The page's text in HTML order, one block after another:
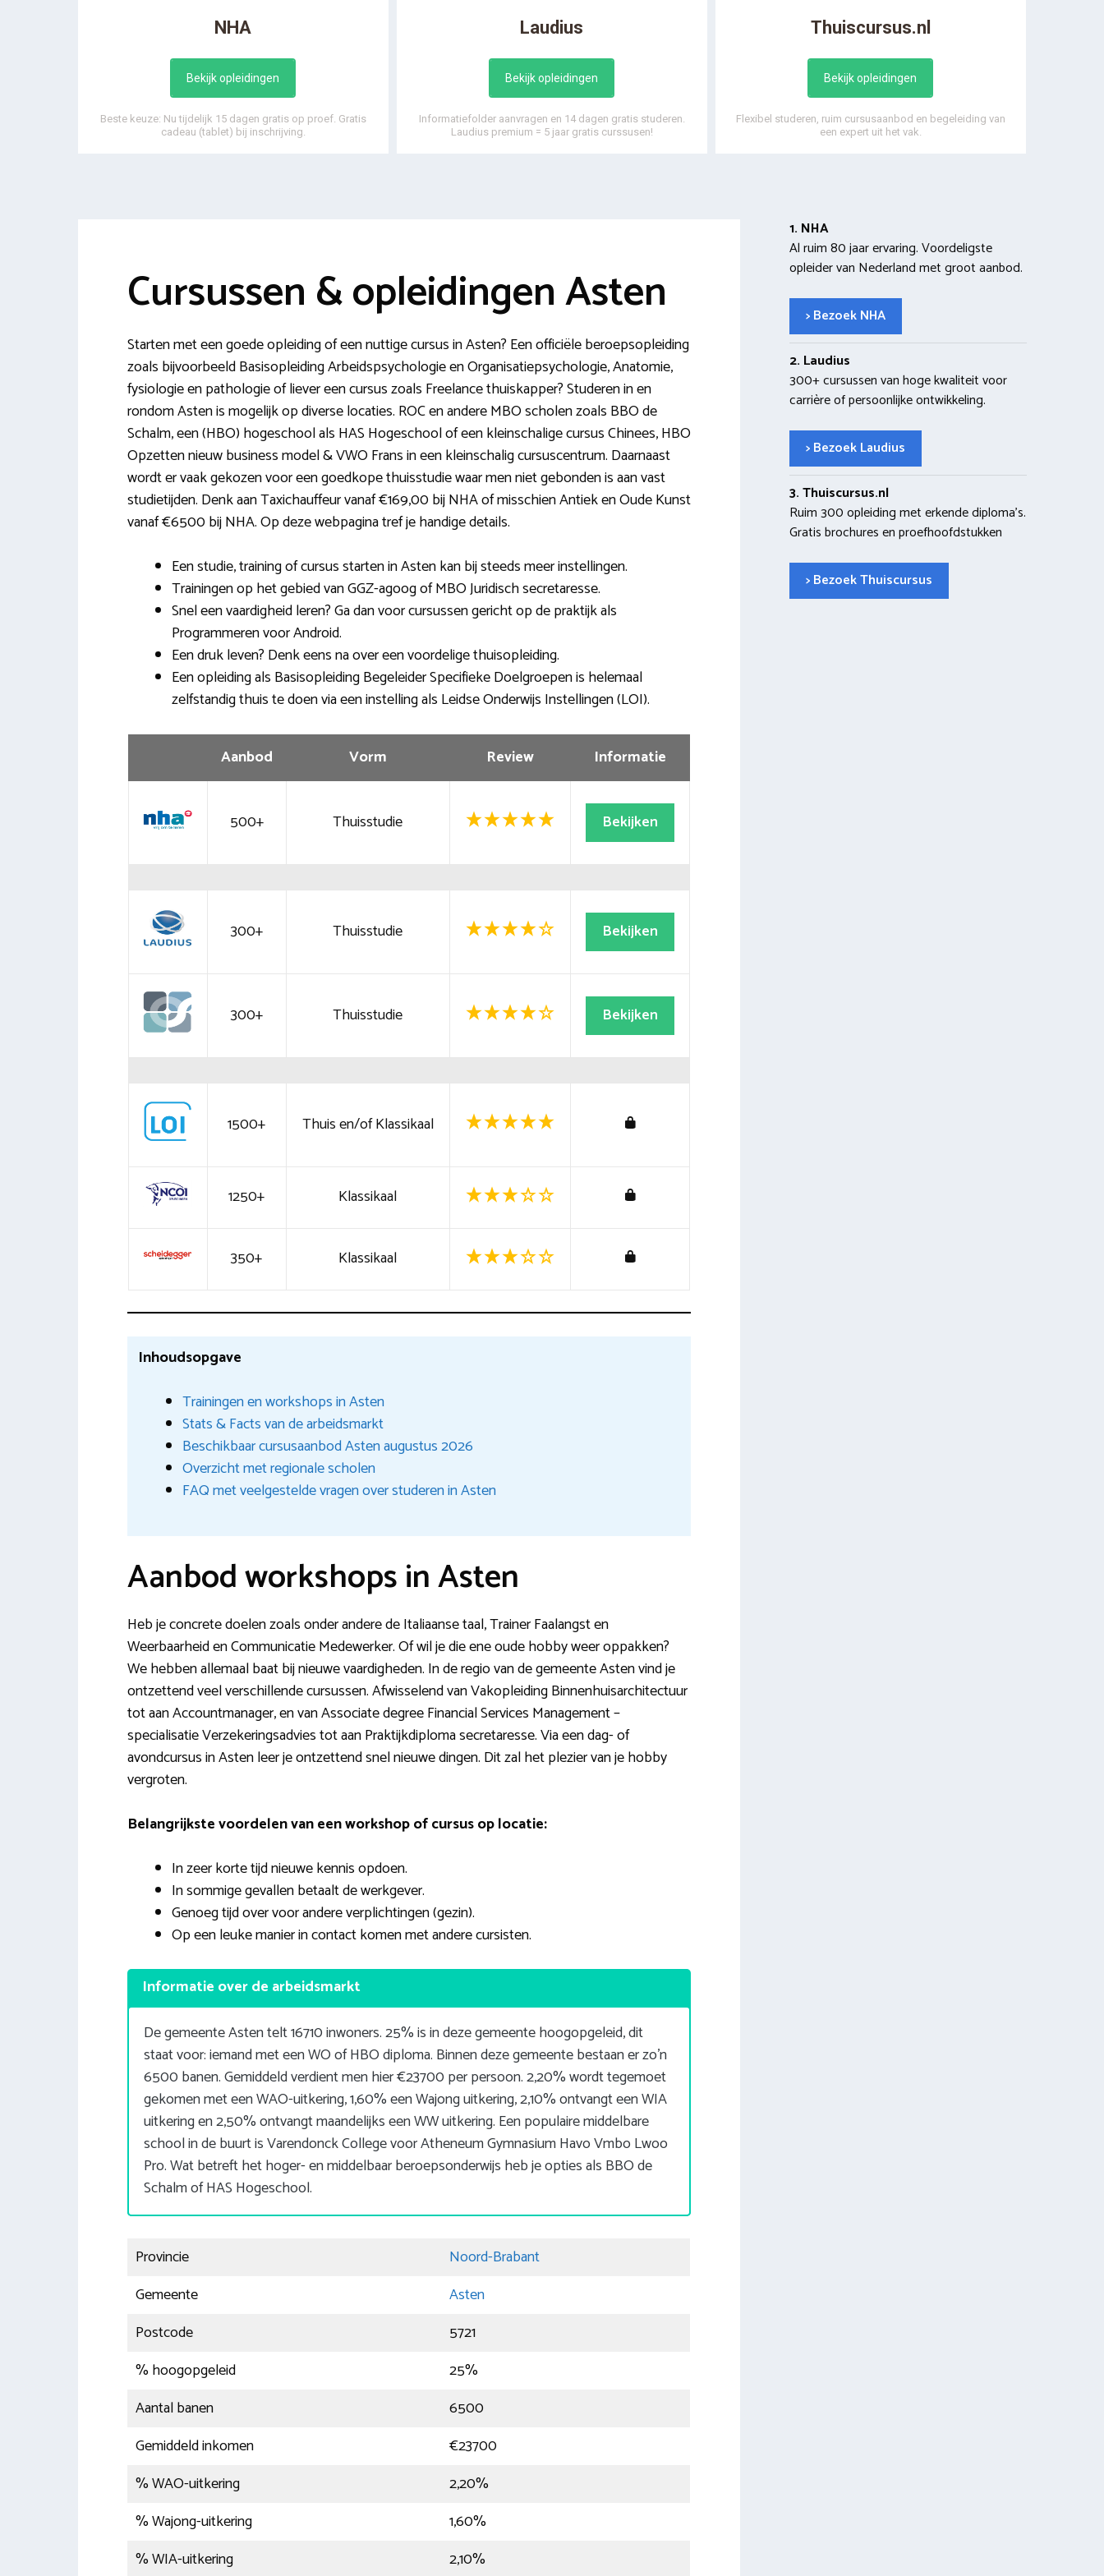
NHA
Bekijk opleidingen
Beste keuze: Nu tijdelijk 15 dagen gratis op proef. Gratis
cadeau (tablet) bij inschrijving.
Laudius
Bekijk opleidingen
Informatiefolder aanvragen en 14 dagen gratis studeren.
Laudius premium = 5 jaar gratis curssusen!
Thuiscursus.nl
Bekijk opleidingen
Flexibel studeren, ruim cursusaanbod en begeleiding van
een expert uit het vak.
Cursussen & opleidingen Asten
Starten met een goede opleiding of een nuttige cursus in Asten? Een officiële beroepsopleiding
zoals bijvoorbeeld Basisopleiding Arbeidspsychologie en Organisatiepsychologie, Anatomie,
fysiologie en pathologie of liever een cursus zoals Freelance thuiskapper? Studeren in en
rondom Asten is mogelijk op diverse locaties. ROC en andere MBO scholen zoals BBO de
Schalm, een (HBO) hogeschool als HAS Hogeschool of een kleinschalige cursus Chinees, HBO
Opzetten nieuw business model & VWO Frans in een kleinschalig cursuscentrum. Daarnaast
wordt er vaak gekozen voor een goedkope thuisstudie waar men niet gebonden is aan vast
studietijden. Denk aan Taxichauffeur vanaf €169,00 bij NHA of misschien Antiek en Oude Kunst
vanaf €6500 bij NHA. Op deze webpagina tref je handige details.
Een studie, training of cursus starten in Asten kan bij steeds meer instellingen.
Trainingen op het gebied van GGZ-agoog of MBO Juridisch secretaresse.
Snel een vaardigheid leren? Ga dan voor cursussen gericht op de praktijk als
Programmeren voor Android.
Een druk leven? Denk eens na over een voordelige thuisopleiding.
Een opleiding als Basisopleiding Begeleider Specifieke Doelgroepen is helemaal
zelfstandig thuis te doen via een instelling als Leidse Onderwijs Instellingen (LOI).
Aanbod Vorm Review Informatie
500+ Thuisstudie Bekijken
300+ Thuisstudie Bekijken
300+ Thuisstudie Bekijken
1500+ Thuis en/of Klassikaal
1250+ Klassikaal
350+ Klassikaal
Inhoudsopgave
Trainingen en workshops in Asten
Stats & Facts van de arbeidsmarkt
Beschikbaar cursusaanbod Asten augustus 2026
Overzicht met regionale scholen
FAQ met veelgestelde vragen over studeren in Asten
Aanbod workshops in Asten
Heb je concrete doelen zoals onder andere de Italiaanse taal, Trainer Faalangst en
Weerbaarheid en Communicatie Medewerker. Of wil je die ene oude hobby weer oppakken?
We hebben allemaal baat bij nieuwe vaardigheden. In de regio van de gemeente Asten vind je
ontzettend veel verschillende cursussen. Afwisselend van Vakopleiding Binnenhuisarchitectuur
tot aan Accountmanager, en van Associate degree Financial Services Management –
specialisatie Verzekeringsadvies tot aan Praktijkdiploma secretaresse. Via een dag- of
avondcursus in Asten leer je ontzettend snel nieuwe dingen. Dit zal het plezier van je hobby
vergroten.
Belangrijkste voordelen van een workshop of cursus op locatie:
In zeer korte tijd nieuwe kennis opdoen.
In sommige gevallen betaalt de werkgever.
Genoeg tijd over voor andere verplichtingen (gezin).
Op een leuke manier in contact komen met andere cursisten.
Informatie over de arbeidsmarkt
De gemeente Asten telt 16710 inwoners. 25% is in deze gemeente hoogopgeleid, dit
staat voor: iemand met een WO of HBO diploma. Binnen deze gemeente bestaan er zo’n
6500 banen. Gemiddeld verdient men hier €23700 per persoon. 2,20% wordt tegemoet
gekomen met een WAO-uitkering, 1,60% een Wajong uitkering, 2,10% ontvangt een WIA
uitkering en 2,50% ontvangt maandelijks een WW uitkering. Een populaire middelbare
school in de buurt is Varendonck College voor Atheneum Gymnasium Havo Vmbo Lwoo
Pro. Wat betreft het hoger- en middelbaar beroepsonderwijs heb je opties als BBO de
Schalm of HAS Hogeschool.
Provincie
Noord-Brabant
Gemeente
Asten
Postcode
5721
% hoogopgeleid
25%
Aantal banen
6500
Gemiddeld inkomen
€23700
% WAO-uitkering
2,20%
% Wajong-uitkering
1,60%
% WIA-uitkering
2,10%
1. NHA
Al ruim 80 jaar ervaring. Voordeligste
opleider van Nederland met groot aanbod.
> Bezoek NHA
2. Laudius
300+ cursussen van hoge kwaliteit voor
carrière of persoonlijke ontwikkeling.
> Bezoek Laudius
3. Thuiscursus.nl
Ruim 300 opleiding met erkende diploma’s.
Gratis brochures en proefhoofdstukken
> Bezoek Thuiscursus